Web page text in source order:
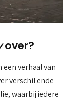
over?
verhaal van
verschillende
waarbij iedere